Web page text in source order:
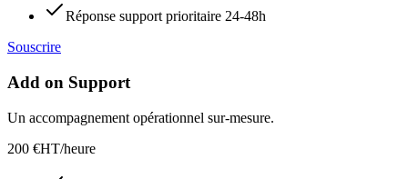
Réponse support prioritaire 24-48h
Souscrire
Add on Support
Un accompagnement opérationnel sur-mesure.
200 €HT/heure